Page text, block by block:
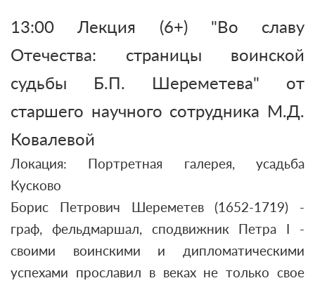
13:00 Лекция (6+) "Во славу
Отечества: страницы воинской
судьбы Б.П. Шереметева" от
старшего научного сотрудника М.Д.
Ковалевой
Локация: Портретная галерея, усадьба
Кусково
Борис Петрович Шереметев (1652-1719) -
граф, фельдмаршал, сподвижник Петра I -
своими воинскими и дипломатическими
успехами прославил в веках не только свое